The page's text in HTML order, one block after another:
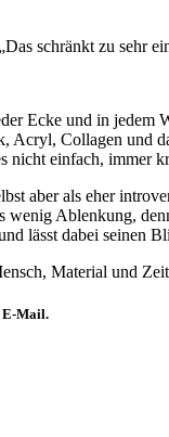
schränkt zu sehr
Ecke und in
Acryl, Collagen
einfach, immer
aber als eher
Ablenkung,
lässt dabei seinen
Material und
E-Mail.